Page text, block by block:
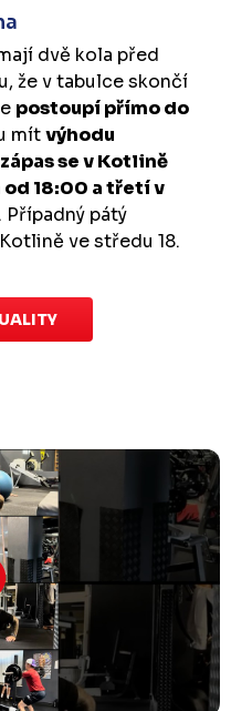
dvě kola před
že v tabulce skončí
postoupí přímo do
mítvýhodu
se v Kotlině
od 18:00 a třetí v
. Případný pátý
ve středu 18.
ledna ve 14:15,
termínu, o
v Písku
, které se
bylo z důvodu
se domluvily na
s Pískem utkají
18:00.